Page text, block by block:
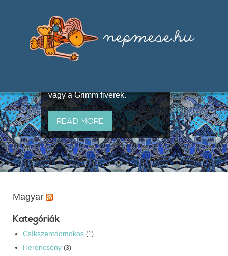
útján terjedő elbeszélésekből,
melyeket olyan ismert gyűjtők
állítottak össze, mint Benedek
vagy a Grimm fivérek.
READ MORE
Magyar
Kategóriák
Csíkszentdomokos (1)
Herencsény (3)